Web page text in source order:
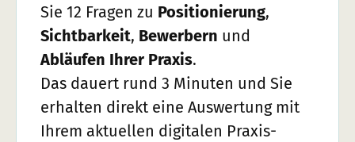
Sie 12 Fragen zu Positionierung,
Sichtbarkeit, Bewerbern und
Abläufen Ihrer Praxis.
Das dauert rund 3 Minuten und Sie
erhalten direkt eine Auswertung mit
Ihrem aktuellen digitalen Praxis-